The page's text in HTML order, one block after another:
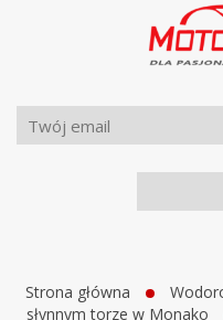
Strona główna
słynnym torze w Monako